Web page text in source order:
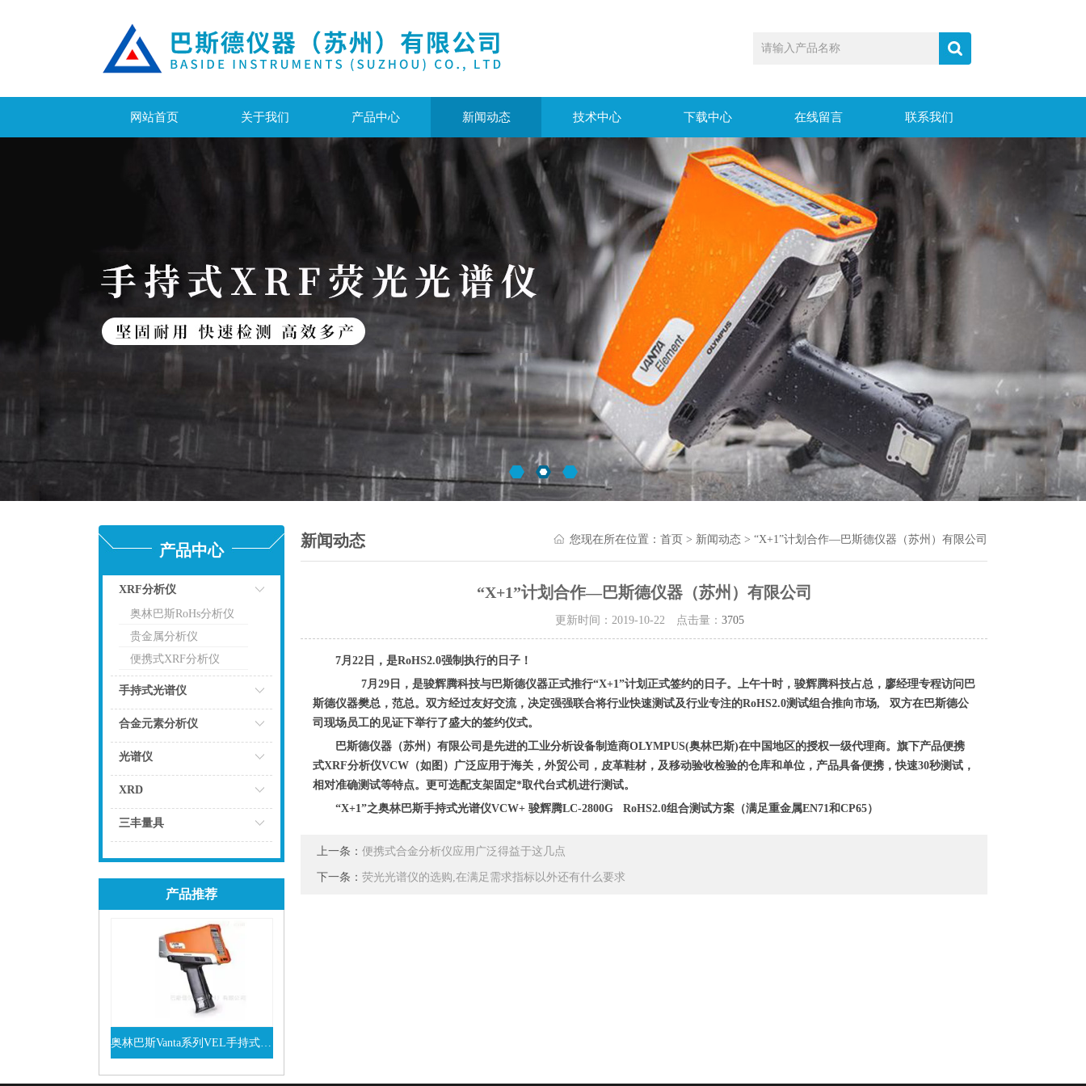
网站首页 关于我们 产品中心 新闻动态 技术中心 下载中心 在线留言 联系我们
产品中心
XRF分析仪
点击
奥林巴斯RoHs分析仪
贵金属分析仪
便携式XRF分析仪
手持式光谱仪
合金元素分析仪
光谱仪
XRD
三丰量具
产品推荐
奥林巴斯Vanta系列VEL手持式XRF光谱仪
查看详情
新闻动态 您现在所在位置： 首页 > 新闻动态 > “X+1”计划合作—巴斯德仪器（苏州）有限公司
“X+1”计划合作—巴斯德仪器（苏州）有限公司
更新时间：2019-10-22 点击量： 3705
7月22日，是RoHS2.0强制执行的日子！
7月29日，是骏辉腾科技与巴斯德仪器正式推行“X+1”计划正式签约的日子。上午十时，骏辉腾科技占总，廖经理专程访问巴
斯德仪器樊总，范总。双方经过友好交流，决定强强联合将行业快速测试及行业专注的RoHS2.0测试组合推向市场, 双方在巴斯德公
司现场员工的见证下举行了盛大的签约仪式。
巴斯德仪器（苏州）有限公司是先进的工业分析设备制造商OLYMPUS(奥林巴斯)在中国地区的授权一级代理商。旗下产品便携
式XRF分析仪VCW（如图）广泛应用于海关，外贸公司，皮革鞋材，及移动验收检验的仓库和单位，产品具备便携，快速30秒测试，
相对准确测试等特点。更可选配支架固定*取代台式机进行测试。
“X+1”之奥林巴斯手持式光谱仪VCW+ 骏辉腾LC-2800G RoHS2.0组合测试方案（满足重金属EN71和CP65）
上一条： 便携式合金分析仪应用广泛得益于这几点
下一条： 荧光光谱仪的选购,在满足需求指标以外还有什么要求